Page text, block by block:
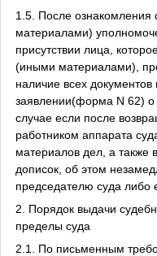
1.5. После
материалами)
присутствии лица,
(иными материалами),
наличие всех
заявлении(форма N 62)
случае если после
работником аппарата
материалов дел, а также
дописок, об этом
председателю суда либо
2. Порядок выдачи
пределы суда
2.1. По письменным